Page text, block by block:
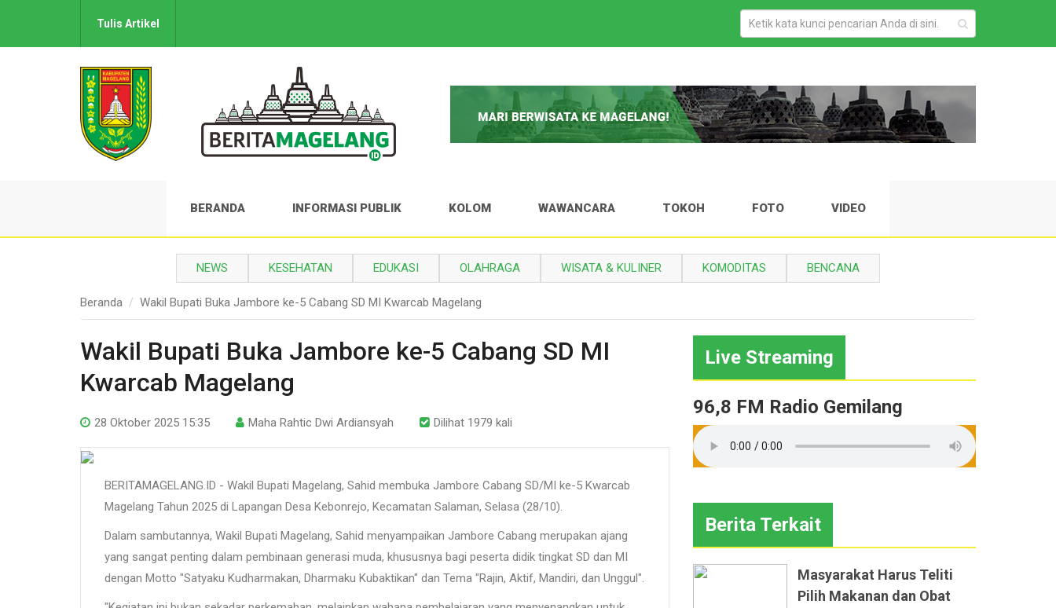
Tulis Artikel
BERANDA INFORMASI PUBLIK KOLOM WAWANCARA TOKOH FOTO VIDEO
NEWS KESEHATAN EDUKASI OLAHRAGA WISATA & KULINER KOMODITAS BENCANA
Beranda Wakil Bupati Buka Jambore ke-5 Cabang SD MI Kwarcab Magelang
Wakil Bupati Buka Jambore ke-5 Cabang SD MI
Kwarcab Magelang
28 Oktober 2025 15:35 Maha Rahtic Dwi Ardiansyah Dilihat 1979 kali
BERITAMAGELANG.ID - Wakil Bupati Magelang, Sahid membuka Jambore Cabang SD/MI ke-5 Kwarcab
Magelang Tahun 2025 di Lapangan Desa Kebonrejo, Kecamatan Salaman, Selasa (28/10).
Dalam sambutannya, Wakil Bupati Magelang, Sahid menyampaikan Jambore Cabang merupakan ajang
yang sangat penting dalam pembinaan generasi muda, khususnya bagi peserta didik tingkat SD dan MI
dengan Motto "Satyaku Kudharmakan, Dharmaku Kubaktikan" dan Tema "Rajin, Aktif, Mandiri, dan Unggul".
Live Streaming
96,8 FM Radio Gemilang
Berita Terkait
Masyarakat Harus Teliti
Pilih Makanan dan Obat